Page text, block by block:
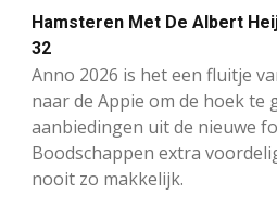
Hamsteren Met De Albert
32
Anno 2026 is het een fluitje
naar de Appie om de hoek te
aanbiedingen uit de nieuwe
Boodschappen extra
nooit zo makkelijk.